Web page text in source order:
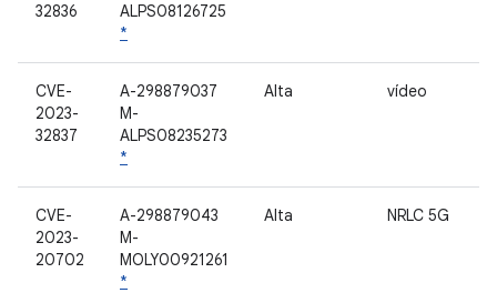
32836
ALPS08126725
*
CVE-
2023-
32837
A-298879037
M-
ALPS08235273
*
Alta vídeo
CVE-
2023-
20702
A-298879043
M-
MOLY00921261
*
Alta NRLC 5G